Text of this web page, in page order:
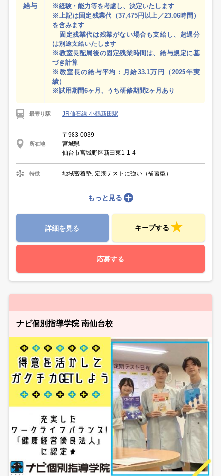
給与
※経験・能力等を考慮し、決定いたします
※上記は固定残業代（37,475円以上／23.06時間）
を含みます
固定残業代は残業がない場合も支給し、超過分
は別途支給いたします
※教室長配属後の固定残業時間は、給与規定に基
づき計算
※教室長の給与平均：月給33.1万円（2025年実
績）
※試用期間6ヶ月、うち研修期間2ヶ月あり
最寄り駅 JR仙石線 小鶴新田駅
所在地
〒983-0039
宮城県
仙台市宮城野区新田東1-1-4
特徴 地域密着塾, 定期テストに強い（補習型）
もっと見る
詳細を見る キープする
応募する
ナビ個別指導学院 南仙台校